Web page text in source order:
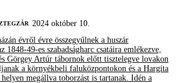
2024 október 10.
évről évre összegyűlnek a huszár
1848-49-es szabadságharc csatáira emlékezve,
Görgey Artúr tábornok előtt tisztelegve lovakon
a környékbeli faluközpontokon és a Hargita
megállva toborzást is tartanak. Idén a